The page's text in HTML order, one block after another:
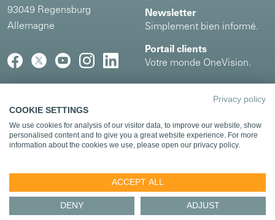
93049 Regensburg
Allemagne
de confidentialité
Newsletter
Simplement bien informé.
Portail clients
Votre monde OneVision.
Partenaires de coopération et d'intégration
Privacy policy
COOKIE SETTINGS
We use cookies for analysis of our visitor data, to improve our website, show
personalised content and to give you a great website experience. For more
information about the cookies we use, please open our privacy policy.
ACCEPT ALL
DENY ADJUST